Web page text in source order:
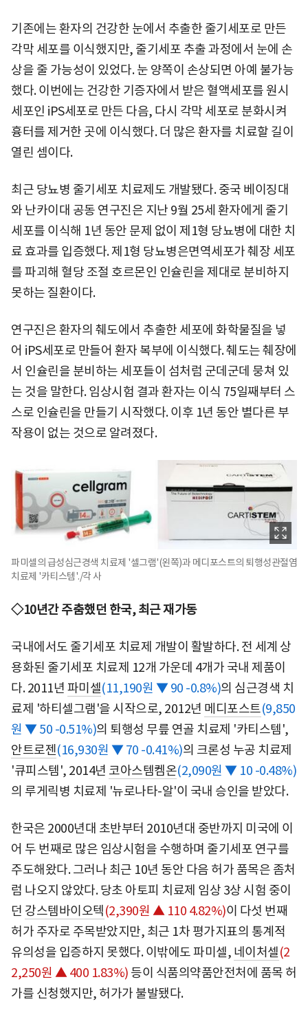
기존에는 환자의 건강한 눈에서 추출한 줄기세포로 만든
각막 세포를 이식했지만, 줄기세포 추출 과정에서 눈에 손
상을 줄 가능성이 있었다. 눈 양쪽이 손상되면 아예 불가능
했다. 이번에는 건강한 기증자에서 받은 혈액세포를 원시
세포인 iPS세포로 만든 다음, 다시 각막 세포로 분화시켜
흉터를 제거한 곳에 이식했다. 더 많은 환자를 치료할 길이
열린 셈이다.
최근 당뇨병 줄기세포 치료제도 개발됐다. 중국 베이징대
와 난카이대 공동 연구진은 지난 9월 25세 환자에게 줄기
세포를 이식해 1년 동안 문제 없이 제1형 당뇨병에 대한 치
료 효과를 입증했다. 제1형 당뇨병은면역세포가 췌장 세포
를 파괴해 혈당 조절 호르몬인 인슐린을 제대로 분비하지
못하는 질환이다.
연구진은 환자의 췌도에서 추출한 세포에 화학물질을 넣
어 iPS세포로 만들어 환자 복부에 이식했다. 췌도는 췌장에
서 인슐린을 분비하는 세포들이 섬처럼 군데군데 뭉쳐 있
는 것을 말한다. 임상시험 결과 환자는 이식 75일째부터 스
스로 인슐린을 만들기 시작했다. 이후 1년 동안 별다른 부
작용이 없는 것으로 알려졌다.
파미셀의 급성심근경색 치료제 '셀그램'(왼쪽)과 메디포스트의 퇴행성관절염
치료제 '카티스템'./각 사
◇10년간 주춤했던 한국, 최근 재가동
국내에서도 줄기세포 치료제 개발이 활발하다. 전 세계 상
용화된 줄기세포 치료제 12개 가운데 4개가 국내 제품이
다. 2011년 파미셀(11,190원 ▼ 90 -0.8%)의 심근경색 치
료제 '하티셀그램'을 시작으로, 2012년 메디포스트(9,850
원 ▼ 50 -0.51%)의 퇴행성 무릎 연골 치료제 '카티스템',
안트로젠(16,930원 ▼ 70 -0.41%)의 크론성 누공 치료제
'큐피스템', 2014년 코아스템켐온(2,090원 ▼ 10 -0.48%)
의 루게릭병 치료제 '뉴로나타-알'이 국내 승인을 받았다.
한국은 2000년대 초반부터 2010년대 중반까지 미국에 이
어 두 번째로 많은 임상시험을 수행하며 줄기세포 연구를
주도해왔다. 그러나 최근 10년 동안 다음 허가 품목은 좀처
럼 나오지 않았다. 당초 아토피 치료제 임상 3상 시험 중이
던 강스템바이오텍(2,390원 ▲ 110 4.82%)이 다섯 번째
허가 주자로 주목받았지만, 최근 1차 평가지표의 통계적
유의성을 입증하지 못했다. 이밖에도 파미셀, 네이처셀(2
2,250원 ▲ 400 1.83%) 등이 식품의약품안전처에 품목 허
가를 신청했지만, 허가가 불발됐다.